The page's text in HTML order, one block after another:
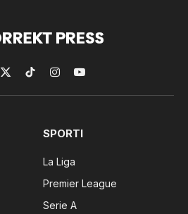
X
(Twitter)
TikTokInstagramYouTube
SPORTI
La Liga
Premier League
Serie A